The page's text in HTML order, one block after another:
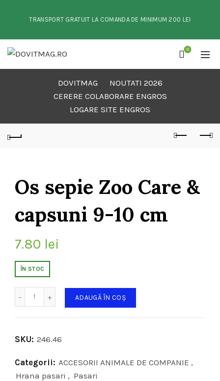
TRANSPORT GRATUIT LA COMANDA DE MINIMUM 200 LEI
0
DOVITMAG
NOUTATI 2026
CERERE COLABORARE ENGROS
LOGARE SITE ENGROS
Os sepie Zoo Care &
capsuni 9-10 cm
7.80 lei
ÎN STOC
ADAUGĂ ÎN COȘ
SKU: 246.46
Categorii: ACCESORII ANIMALE DE COMPANIE ,
Hrana pasari , Pasari